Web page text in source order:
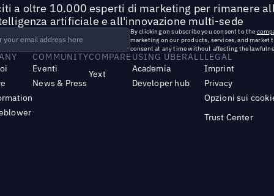
a oltre 10.000 esperti di marketing per rimanere
artificiale e all'innovazione multi-sede
By clicking on subscribe you consent to the
marketing on our products, services, and market
consent at any time without affecting the
COMMUNITY
Eventi
News & Press
COMPARE
Yext
USING UBERALL
Academia
Developer hub
LEGAL
Imprint
Privacy
Opzioni sui
Trust Center